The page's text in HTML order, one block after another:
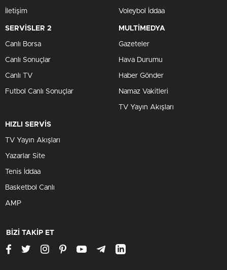
İletişim Voleybol İddaa
SERVİSLER 2
Canlı Borsa
Canlı Sonuçlar
Canlı TV
Futbol Canlı Sonuçlar
MULTİMEDYA
Gazeteler
Hava Durumu
Haber Gönder
Namaz Vakitleri
TV Yayın Akışları
HIZLI SERVİS
TV Yayın Akışları
Yazarlar Site
Tenis İddaa
Basketbol Canlı
AMP
BİZİ TAKİP ET